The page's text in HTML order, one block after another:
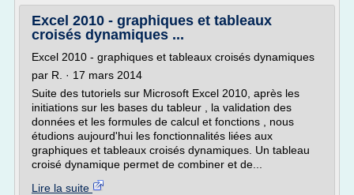
Excel 2010 - graphiques et tableaux
croisés dynamiques ...
Excel 2010 - graphiques et tableaux croisés dynamiques
par R. · 17 mars 2014
Suite des tutoriels sur Microsoft Excel 2010, après les
initiations sur les bases du tableur , la validation des
données et les formules de calcul et fonctions , nous
étudions aujourd'hui les fonctionnalités liées aux
graphiques et tableaux croisés dynamiques. Un tableau
croisé dynamique permet de combiner et de...
Lire la suite